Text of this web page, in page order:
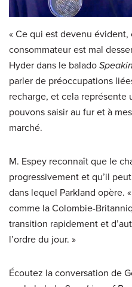
« Ce qui est devenu évident,
consommateur est mal
Hyder dans le balado
parler de préoccupations
recharge, et cela représente
pouvons saisir au fur et à
marché.
M. Espey reconnaît que le
progressivement et qu’il
dans lequel Parkland opère.
comme la Colombie-
transition rapidement et
l’ordre du jour. »
Écoutez la conversation de